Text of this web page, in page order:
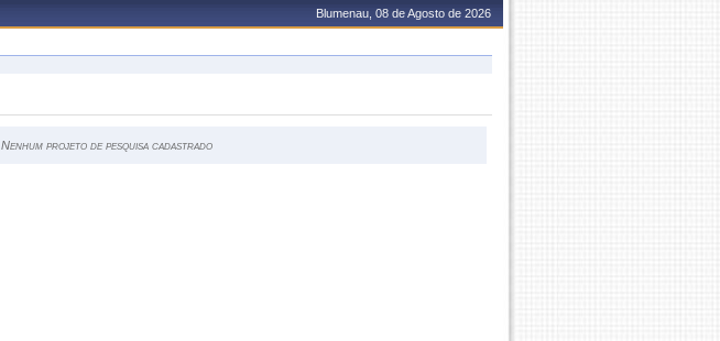
Blumenau, 08 de Agosto de 2026
Nenhum projeto de pesquisa cadastrado